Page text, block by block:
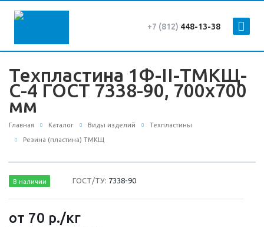
+7 (812) 448-13-38
Техпластина 1Ф-II-ТМКЩ-
С-4 ГОСТ 7338-90, 700x700
мм
Главная Каталог Виды изделий Техпластины
Резина (пластина) ТМКЩ
В наличии ГОСТ/ТУ: 7338-90
от 70 р./кг